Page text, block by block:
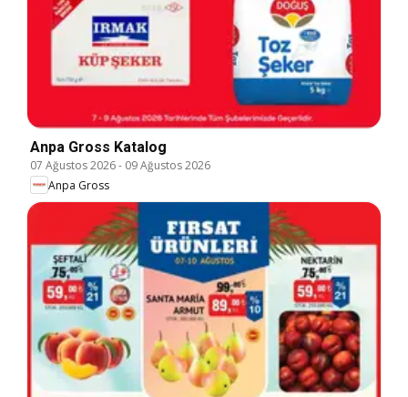
Anpa Gross Katalog
07 Ağustos 2026- 09 Ağustos 2026
Anpa Gross